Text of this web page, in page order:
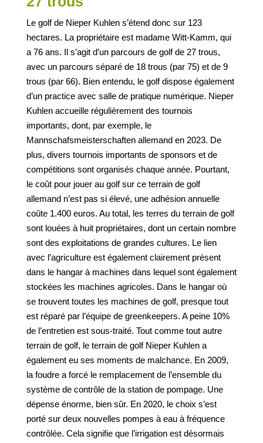
Le golf de Nieper Kuhlen s’étend donc sur 123
hectares. La propriétaire est madame Witt-Kamm, qui
a 76 ans. Il s’agit d’un parcours de golf de 27 trous,
avec un parcours séparé de 18 trous (par 75) et de 9
trous (par 66). Bien entendu, le golf dispose également
d’un practice avec salle de pratique numérique. Nieper
Kuhlen accueille régulièrement des tournois
importants, dont, par exemple, le
Mannschafsmeisterschaften allemand en 2023. De
plus, divers tournois importants de sponsors et de
compétitions sont organisés chaque année. Pourtant,
le coût pour jouer au golf sur ce terrain de golf
allemand n’est pas si élevé, une adhésion annuelle
coûte 1.400 euros. Au total, les terres du terrain de golf
sont louées à huit propriétaires, dont un certain nombre
sont des exploitations de grandes cultures. Le lien
avec l’agriculture est également clairement présent
dans le hangar à machines dans lequel sont également
stockées les machines agricoles. Dans le hangar où
se trouvent toutes les machines de golf, presque tout
est réparé par l’équipe de greenkeepers. A peine 10%
de l’entretien est sous-traité. Tout comme tout autre
terrain de golf, le terrain de golf Nieper Kuhlen a
également eu ses moments de malchance. En 2009,
la foudre a forcé le remplacement de l’ensemble du
système de contrôle de la station de pompage. Une
dépense énorme, bien sûr. En 2020, le choix s’est
porté sur deux nouvelles pompes à eau à fréquence
contrôlée. Cela signifie que l’irrigation est désormais